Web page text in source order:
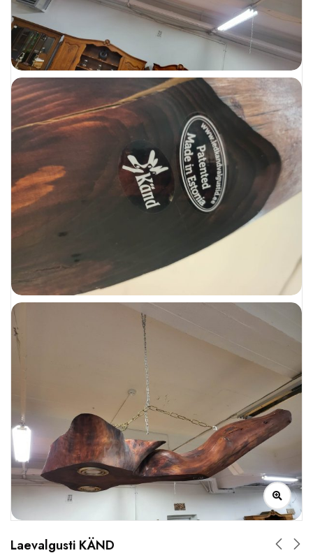
Laevalgusti KÄND